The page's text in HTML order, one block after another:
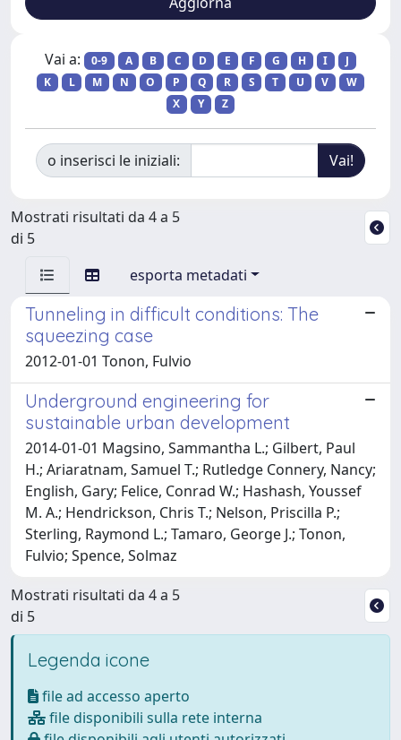
Vai a: 0-9 A B C D E F G H I
J
K
L M N O P Q R S T U V
W
X
Y Z
o inserisci le iniziali:
Mostrati risultati da 4 a 5
di 5
esporta metadati
Tunneling in difficult conditions: The
squeezing case
2012-01-01 Tonon, Fulvio
Underground engineering for
sustainable urban development
2014-01-01 Magsino, Sammantha L.; Gilbert, Paul
H.; Ariaratnam, Samuel T.; Rutledge Connery, Nancy;
English, Gary; Felice, Conrad W.; Hashash, Youssef
M. A.; Hendrickson, Chris T.; Nelson, Priscilla P.;
Sterling, Raymond L.; Tamaro, George J.; Tonon,
Fulvio; Spence, Solmaz
Mostrati risultati da 4 a 5
di 5
Legenda icone
file ad accesso aperto
file disponibili sulla rete interna